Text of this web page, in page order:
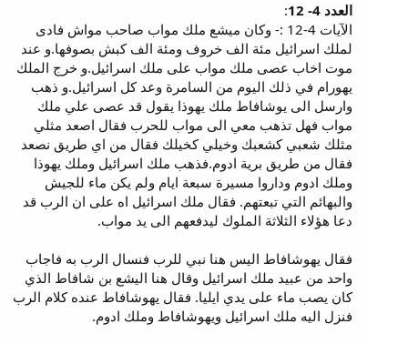
العدد 4- 12
:
الآيات 4-12 :- وكان ميشع ملك مواب صاحب مواش فادى
لملك اسرائيل مئة الف خروف ومئة الف كبش بصوفها.و عند
موت اخاب عصى ملك مواب على ملك اسرائيل.و خرج الملك
يهورام في ذلك اليوم من السامرة وعد كل اسرائيل.و ذهب
وارسل الى يوشافاط ملك يهوذا يقول قد عصى علي ملك
مواب فهل تذهب معي الى مواب للحرب فقال اصعد مثلي
مثلك شعبي كشعبك وخيلي كخيلك فقال من اي طريق نصعد
فقال من طريق برية ادوم.فذهب ملك اسرائيل وملك يهوذا
وملك ادوم وداروا مسيرة سبعة ايام ولم يكن ماء للجيش
والبهائم التي تبعتهم. فقال ملك اسرائيل اه على ان الرب قد
دعا هؤلاء الثلاثة الملوك ليدفعهم الى يد مواب.
فقال يهوشافاط اليس هنا نبي للرب فنسال الرب به فاجاب
واحد من عبيد ملك اسرائيل وقال هنا اليشع بن شافاط الذي
كان يصب ماء على يدي ايليا. فقال يهوشافاط عنده كلام الرب
فنزل اليه ملك اسرائيل ويهوشافاط وملك ادوم.